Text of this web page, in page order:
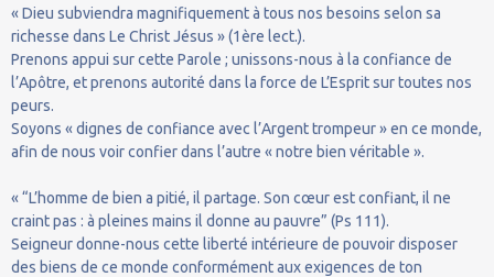
« Dieu subviendra magnifiquement à tous nos besoins selon sa
richesse dans Le Christ Jésus » (1ère lect.).
Prenons appui sur cette Parole ; unissons-nous à la confiance de
l’Apôtre, et prenons autorité dans la force de L’Esprit sur toutes nos
peurs.
Soyons « dignes de confiance avec l’Argent trompeur » en ce monde,
afin de nous voir confier dans l’autre « notre bien véritable ».
« “L’homme de bien a pitié, il partage. Son cœur est confiant, il ne
craint pas : à pleines mains il donne au pauvre” (Ps 111).
Seigneur donne-nous cette liberté intérieure de pouvoir disposer
des biens de ce monde conformément aux exigences de ton